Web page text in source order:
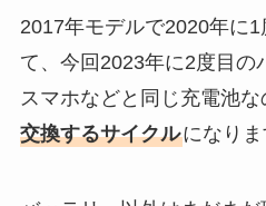
2017年モデルで2020年に
て、今回2023年に2度目の
スマホなどと同じ充電池な
交換するサイクルになりま